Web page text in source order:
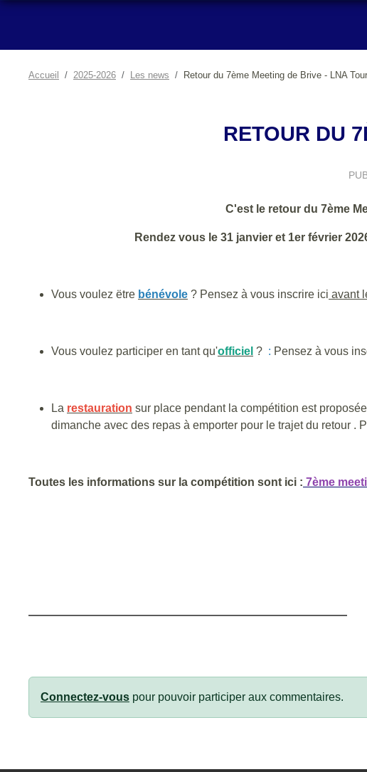
Accueil 2025-2026 Les news Retour du 7ème Meeting de Brive - LNA Tour
RETOUR DU
C'est le retour du 7ème
Rendez vous le 31 janvier et 1er février
Vous voulez ëtre bénévole ? Pensez à vous inscrire ici avant
Vous voulez participer en tant qu'officiel ? : Pensez à vous
La restauration sur place pendant la compétition est
dimanche avec des repas à emporter pour le trajet du retour .
Toutes les informations sur la compétition sont ici : 7ème
Connectez-vous pour pouvoir participer aux commentaires.